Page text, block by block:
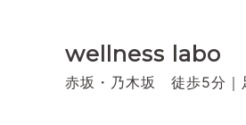
wellness labo
赤坂・乃木坂 徒歩5分｜